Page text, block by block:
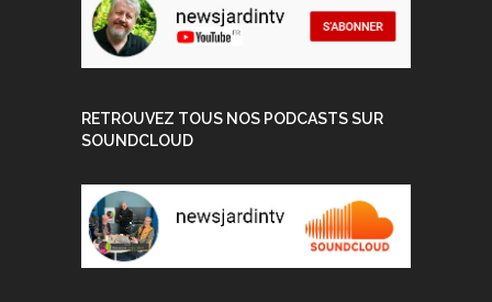
RETROUVEZ TOUS NOS PODCASTS SUR
SOUNDCLOUD